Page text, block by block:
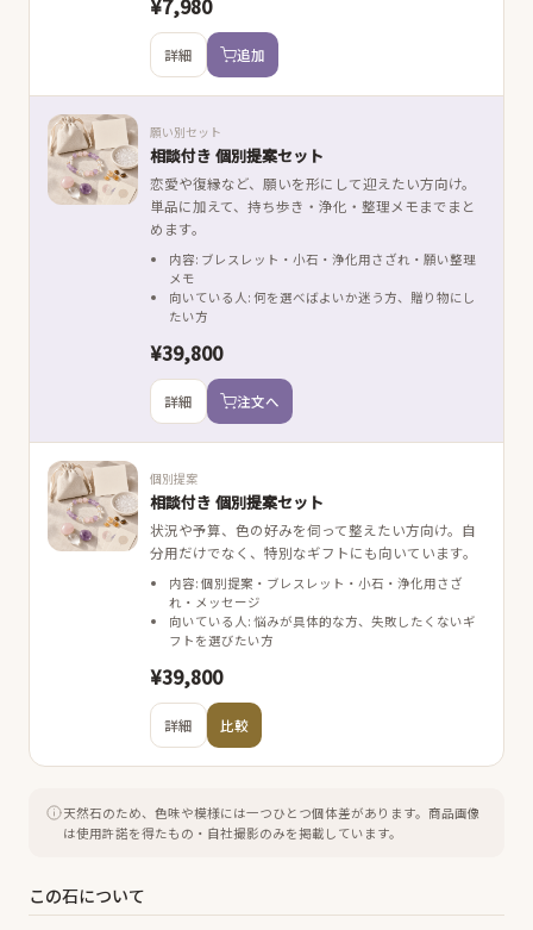
¥7,980
詳細 追加
願い別セット
相談付き 個別提案セット
恋愛や復縁など、願いを形にして迎えたい方向け。
単品に加えて、持ち歩き・浄化・整理メモまでまと
めます。
内容: ブレスレット・小石・浄化用さざれ・願い整理
メモ
向いている人: 何を選べばよいか迷う方、贈り物にし
たい方
¥39,800
詳細 注文へ
個別提案
相談付き 個別提案セット
状況や予算、色の好みを伺って整えたい方向け。自
分用だけでなく、特別なギフトにも向いています。
内容: 個別提案・ブレスレット・小石・浄化用さざ
れ・メッセージ
向いている人: 悩みが具体的な方、失敗したくないギ
フトを選びたい方
¥39,800
詳細 比較
天然石のため、色味や模様には一つひとつ個体差があります。 商品画像
は使用許諾を得たもの・自社撮影のみを掲載しています。
この石について